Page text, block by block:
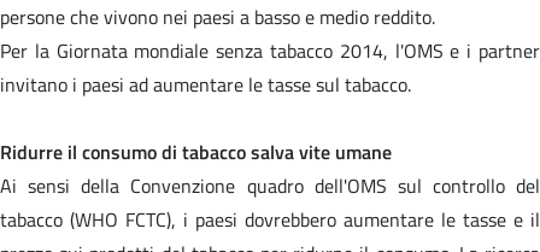
persone che vivono nei paesi a basso e medio reddito.
Per la Giornata mondiale senza tabacco 2014, l'OMS e i partner
invitano i paesi ad aumentare le tasse sul tabacco.
Ridurre il consumo di tabacco salva vite umane
Ai sensi della Convenzione quadro dell'OMS sul controllo del
tabacco (WHO FCTC), i paesi dovrebbero aumentare le tasse e il